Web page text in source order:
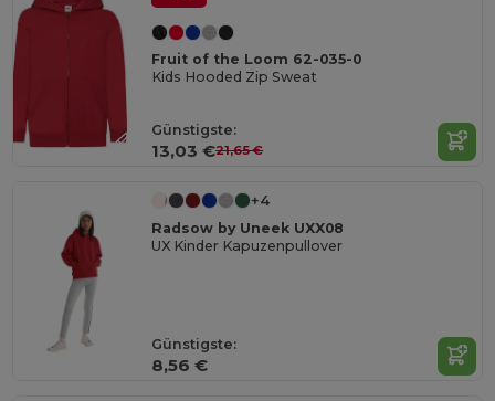
Fruit of the Loom 62-035-0
Kids Hooded Zip Sweat
Günstigste:
13,03 €21,65 €
+4
Radsow by Uneek UXX08
UX Kinder Kapuzenpullover
Günstigste:
8,56 €